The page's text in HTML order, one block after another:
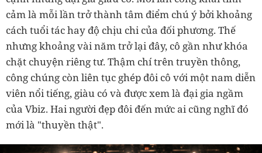
cảm là mỗi lần trở thành tâm điểm chú ý bởi khoảng
cách tuổi tác hay độ chịu chi của đối phương. Thế
nhưng khoảng vài năm trở lại đây, cô gần như khóa
chặt chuyện riêng tư. Thậm chí trên truyền thông,
công chúng còn liên tục ghép đôi cô với một nam diễn
viên nổi tiếng, giàu có và được xem là đại gia ngầm
của Vbiz. Hai người đẹp đôi đến mức ai cũng nghĩ đó
mới là "thuyền thật".